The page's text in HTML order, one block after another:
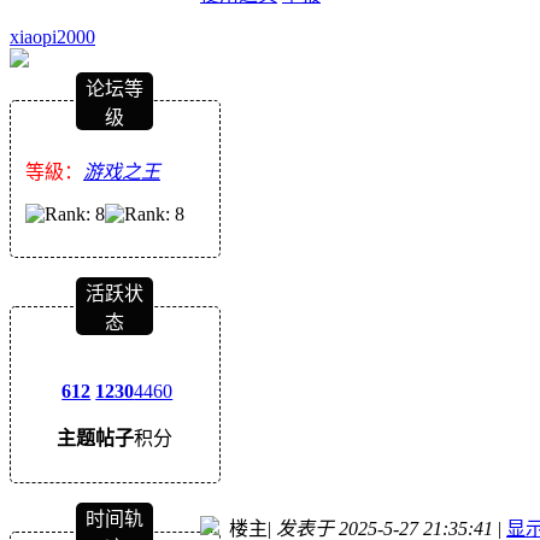
xiaopi2000
论坛等
级
等級： 游戏之王
活跃状
态
612
主题
1230
帖子
4460
积分
时间轨
楼主| 发表于 2025-5-27 21:35:41 | 显